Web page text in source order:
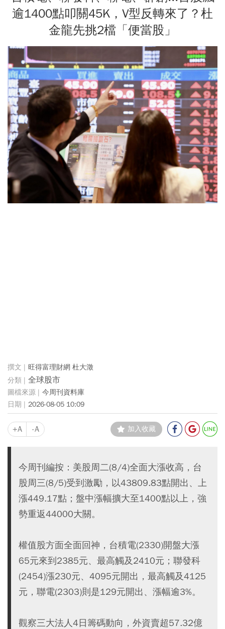
逾1400點叩關45K，V型反轉來了？杜
金龍先挑2檔「便當股」
旺得富理財網 杜大澂
全球股市
今周刊資料庫
2026-08-05 10:09
+A -A 加入收藏
今周刊編按：美股周二(8/4)全面大漲收高，台
股周三(8/5)受到激勵，以43809.83點開出、上
漲449.17點；盤中漲幅擴大至1400點以上，強
勢重返44000大關。
權值股方面全面回神，台積電(2330)開盤大漲
65元來到2385元、最高觸及2410元；聯發科
(2454)漲230元、4095元開出，最高觸及4125
元，聯電(2303)則是129元開出、漲幅逾3%。
觀察三大法人4日籌碼動向，外資賣超57.32億